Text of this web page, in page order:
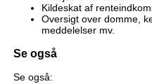
Kildeskat af
Oversigt over domme,
meddelelser mv.
Se også
Se også: